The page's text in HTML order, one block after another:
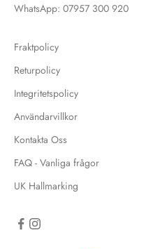
WhatsApp: 07957 300 920
Fraktpolicy
Returpolicy
Integritetspolicy
Användarvillkor
Kontakta Oss
FAQ - Vanliga frågor
UK Hallmarking